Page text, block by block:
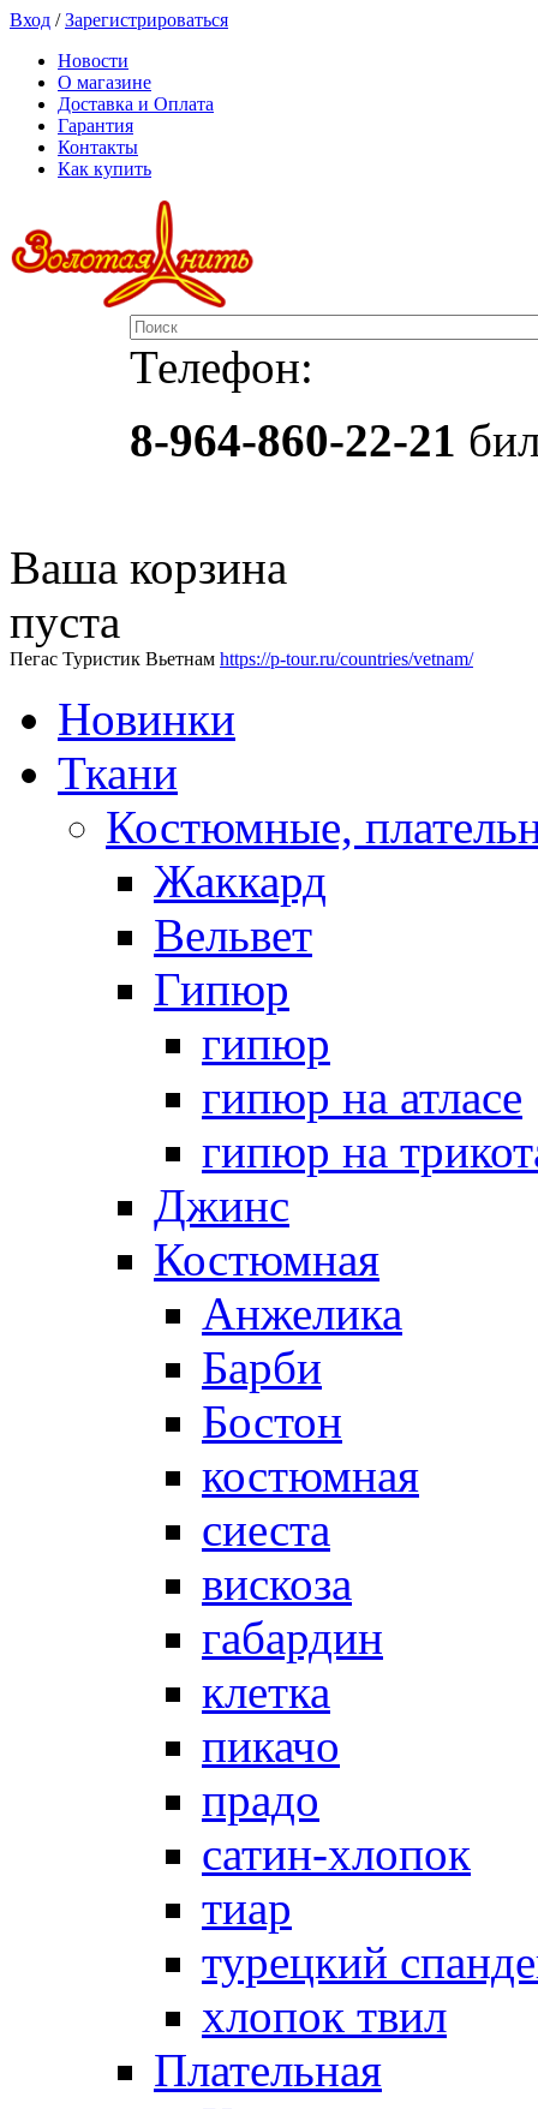
Вход /Зарегистрироваться
Новости
О магазине
Доставка и Оплата
Гарантия
Контакты
Как купить
Телефон:
8-964-860-22-21
Ваша корзина
пуста
Пегас Туристик Вьетнам https://p-tour.ru/countries/vetnam/
Новинки
Ткани
Костюмные,
Жаккард
Вельвет
Гипюр
гипюр
гипюр на атласе
гипюр на
Джинс
Костюмная
Анжелика
Барби
Бостон
костюмная
сиеста
вискоза
габардин
клетка
пикачо
прадо
сатин-хлопок
тиар
турецкий
хлопок твил
Плательная